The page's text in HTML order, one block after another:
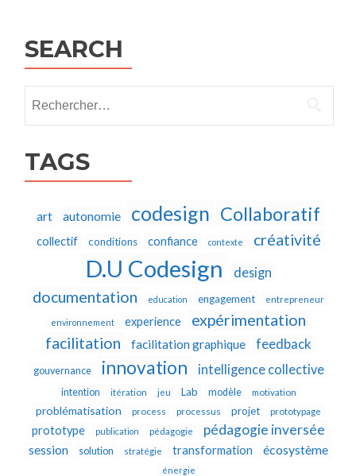
SEARCH
TAGS
art autonomie codesign Collaboratif
collectif conditions confiance contexte créativité
D.U Codesign design
documentation education engagement entrepreneur
environnement experience
expérimentation
facilitation
facilitation graphique feedback
gouvernance innovation intelligence collective
intention itération jeu Lab modèle motivation
problématisation process processus projet prototypage
prototype publication pédagogie pédagogie inversée
session solution stratégie transformation écosystème
énergie